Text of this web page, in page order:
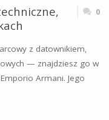
0
z datownikiem,
— znajdziesz go w
Armani. Jego